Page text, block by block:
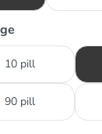
10 pill
90 pill